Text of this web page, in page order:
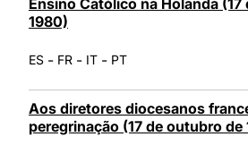
1980)
ES - FR - IT - PT
Aos diretores diocesanos
peregrinação (17 de outubro de